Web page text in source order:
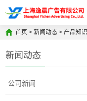
首页 >新闻动态 >产品知识
新闻动态
公司新闻